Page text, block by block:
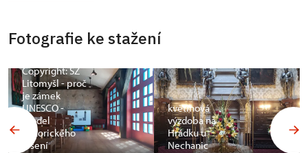
Fotografie ke stažení
Copyright: SZ
Litomyšl - proč
je zámek
UNESCO -
model
historického
lešení
květinová
výzdoba na
Hrádku u
Nechanic